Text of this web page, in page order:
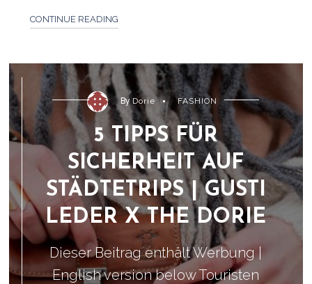
CONTINUE READING
By Dorie FASHION
5 TIPPS FÜR
SICHERHEIT AUF
STÄDTETRIPS | GUSTI
LEDER X THE DORIE
Dieser Beitrag enthält Werbung |
English version below Touristen